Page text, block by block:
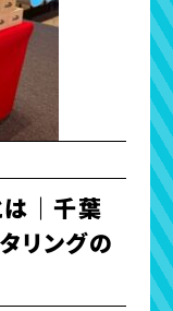
は｜千葉
リングの